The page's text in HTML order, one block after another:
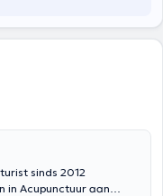
sinds 2012
in Acupunctuur aan